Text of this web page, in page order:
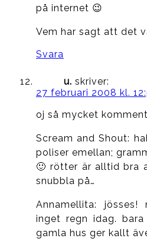
på internet 😉
Vem har sagt att det
Svara
u. skriver:
27 februari 2008 kl.
oj så mycket
Scream and Shout:
poliser emellan;
🙂 rötter är alltid bra
snubbla på…
Annamellita:
inget regn idag.
gamla hus ger kallt